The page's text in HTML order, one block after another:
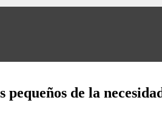
de la